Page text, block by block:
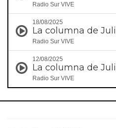
Radio Sur VIVE
18/08/2025
La columna de
Radio Sur VIVE
12/08/2025
La columna de
Radio Sur VIVE